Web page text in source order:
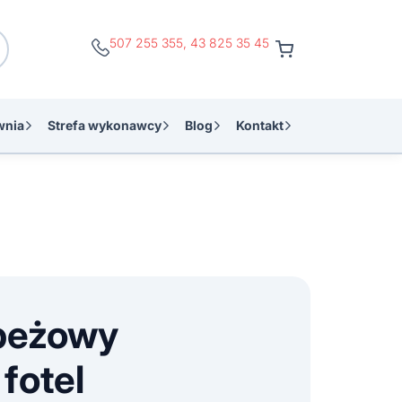
507 255 355 43 825 35 45
Strefa wykonawcy Blog Kontakt
fotel